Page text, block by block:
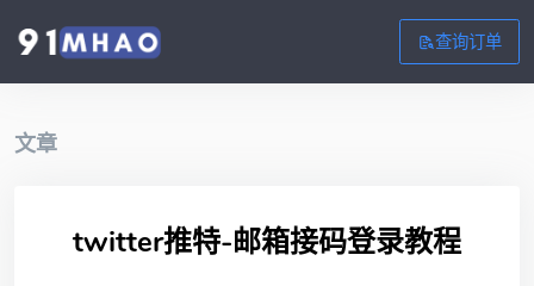
查询订单
文章
twitter推特-邮箱接码登录教程